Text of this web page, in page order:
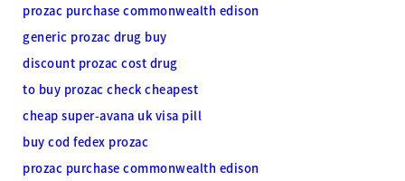
prozac purchase commonwealth edison
generic prozac drug buy
discount prozac cost drug
to buy prozac check cheapest
cheap super-avana uk visa pill
buy cod fedex prozac
prozac purchase commonwealth edison